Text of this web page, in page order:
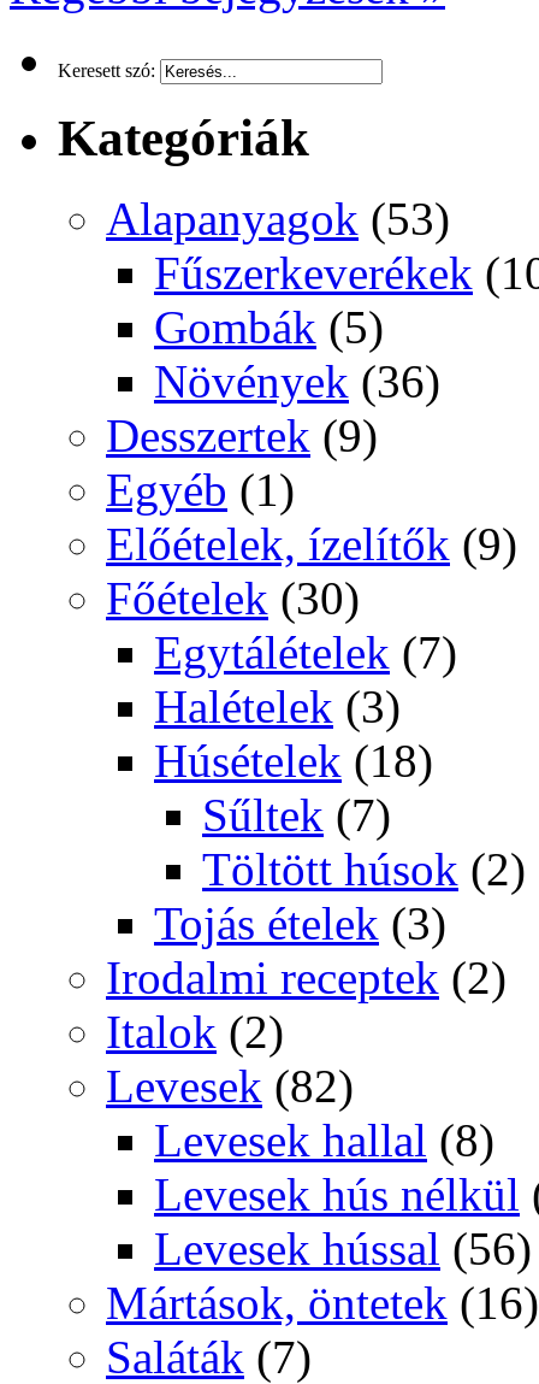
Keresett szó:
Kategóriák
Alapanyagok (53)
Fűszerkeverékek
Gombák (5)
Növények (36)
Desszertek (9)
Egyéb (1)
Előételek, ízelítők (9)
Főételek (30)
Egytálételek (7)
Halételek (3)
Húsételek (18)
Sűltek (7)
Töltött húsok (2)
Tojás ételek (3)
Irodalmi receptek (2)
Italok (2)
Levesek (82)
Levesek hallal (8)
Levesek hús nélkül
Levesek hússal (56)
Mártások, öntetek (16)
Saláták (7)